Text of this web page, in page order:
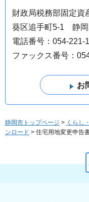
財政局税務部固定資
葵区追手町5-1 静岡
電話番号：054-221-
ファックス番号：
静岡市トップページ > くらし
ンロード > 住宅用地変更申告